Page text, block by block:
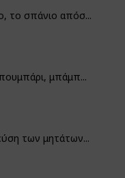
το σπάνιο απόσ...
μπάμπ...
των μητάτων...